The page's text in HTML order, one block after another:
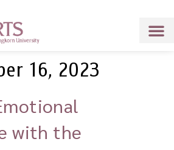
16, 2023
with the